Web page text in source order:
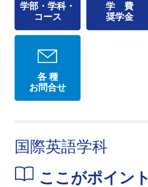
学部・学科・
コース
学 費
奨学金
各 種
お問合せ
国際英語学科
ここがポイント